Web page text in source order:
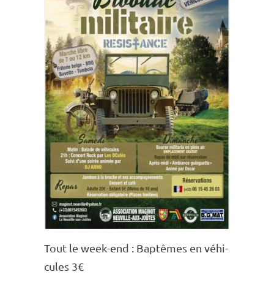
Tout le week-end : Baptêmes en véhi­
cules 3€